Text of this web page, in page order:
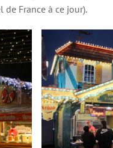
France à ce jour).